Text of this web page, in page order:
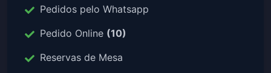
Pedidos pelo Whatsapp
Pedido Online (10)
Reservas de Mesa